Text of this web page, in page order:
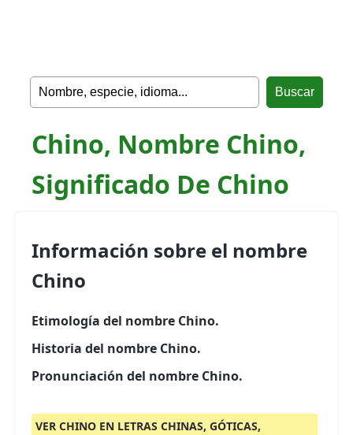
Chino, Nombre Chino,
Significado De Chino
Información sobre el nombre
Chino
Etimología del nombre Chino.
Historia del nombre Chino.
Pronunciación del nombre Chino.
VER CHINO EN LETRAS CHINAS, GÓTICAS,